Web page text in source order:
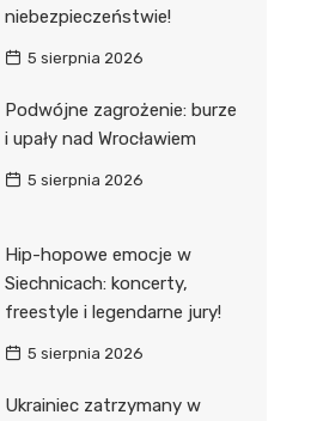
niebezpieczeństwie!
5 sierpnia 2026
Podwójne zagrożenie: burze
i upały nad Wrocławiem
5 sierpnia 2026
Hip-hopowe emocje w
Siechnicach: koncerty,
freestyle i legendarne jury!
5 sierpnia 2026
Ukrainiec zatrzymany w